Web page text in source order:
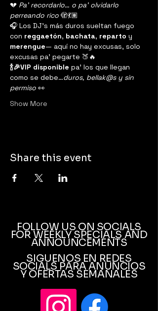
💔 Pa’ recordarlo… o pa’ olvidarlo
perreando rico 🫣💃🏽
🎧 Los DJ's más duros sueltan fuego
con reggaetón, bachata, reparto y
merengue— aquí no hay excusas, solo
excusas pa’ pegarte 🍑🔥
🍾🎉VIP disponible pa’ los que llegan
como se debe…duros, bellak@s y sin
permiso 👀
Show More
Share this event
FOLLOW US ON SOCIALS
FOR WEEKLY SPECIALS AND
ANNOUNCEMENTS
SIGUENOS EN REDES
SOCIALS PARA ANUNCIOS
Y OFERTAS SEMANALES